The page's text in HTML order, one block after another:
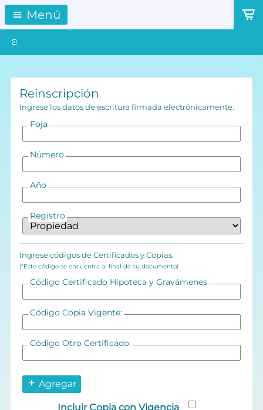
Menú
Reinscripción
Ingrese los datos de escritura firmada electrónicamente.
Foja
Número
Año
Registro
Ingrese códigos de Certificados y Copias.
(*Este código se encuentra al final de su documento)
Código Certificado Hipoteca y Gravámenes
Código Copia Vigente:
Código Otro Certificado:
Agregar
Incluir Copia con Vigencia